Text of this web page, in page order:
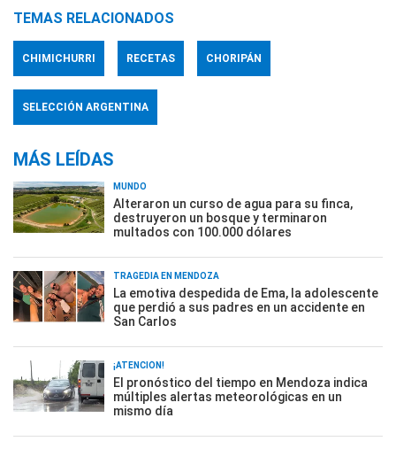
TEMAS RELACIONADOS
CHIMICHURRI RECETAS CHORIPÁN
SELECCIÓN ARGENTINA
MÁS LEÍDAS
MUNDO
Alteraron un curso de agua para su finca,
destruyeron un bosque y terminaron
multados con 100.000 dólares
TRAGEDIA EN MENDOZA
La emotiva despedida de Ema, la adolescente
que perdió a sus padres en un accidente en
San Carlos
¡ATENCIÓN!
El pronóstico del tiempo en Mendoza indica
múltiples alertas meteorológicas en un
mismo día